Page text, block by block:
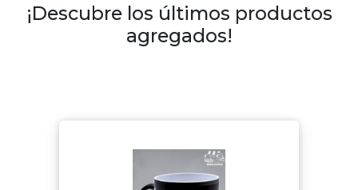
¡Descubre los últimos productos
agregados!